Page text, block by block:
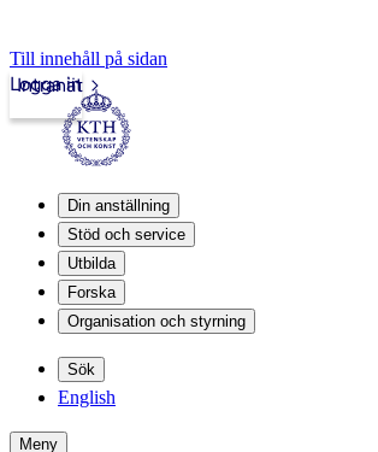
Till innehåll på sidan
Intranät
Logga in
Din anställning
Stöd och service
Utbilda
Forska
Organisation och styrning
Sök
English
Meny